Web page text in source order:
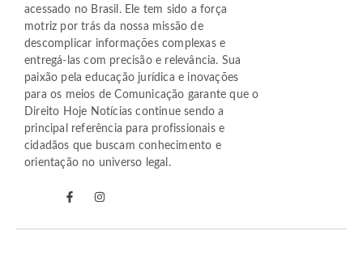
acessado no Brasil. Ele tem sido a força
motriz por trás da nossa missão de
descomplicar informações complexas e
entregá-las com precisão e relevância. Sua
paixão pela educação jurídica e inovações
para os meios de Comunicação garante que o
Direito Hoje Notícias continue sendo a
principal referência para profissionais e
cidadãos que buscam conhecimento e
orientação no universo legal.